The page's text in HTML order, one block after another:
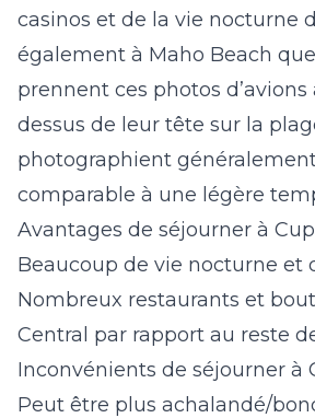
casinos et de la vie nocturne
également à Maho Beach
prennent ces photos
dessus de leur tête sur la
photographient
comparable à une légère
Avantages de séjourner à
Beaucoup de vie nocturne et
Nombreux restaurants et
Central par rapport au reste
Inconvénients de séjourner à
Peut être plus achalandé/